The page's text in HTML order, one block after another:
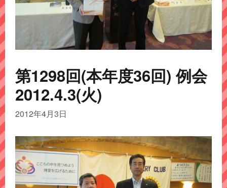
第1298回(本年度36回) 例会
2012.4.3(火)
2012年4月3日